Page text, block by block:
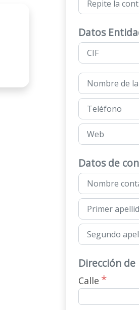
Datos
Datos de
Dirección
Calle